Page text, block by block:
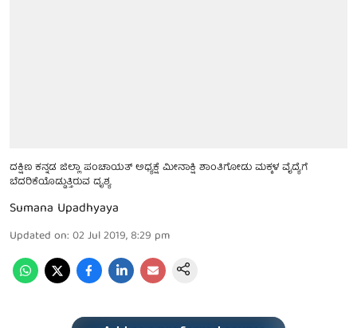
ದಕ್ಷಿಣ ಕನ್ನಡ ಜಿಲ್ಲಾ ಪಂಚಾಯತ್ ಅಧ್ಯಕ್ಷೆ ಮೀನಾಕ್ಷಿ ಶಾಂತಿಗೋಡು ಮಕ್ಕಳ ವೈದ್ಯೆಗೆ
ಬೆದರಿಕೆಯೊಡ್ಡುತ್ತಿರುವ ದೃಶ್ಯ
Sumana Upadhyaya
Updated on: 02 Jul 2019, 8:29 pm